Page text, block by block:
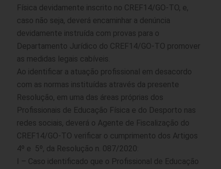
Física devidamente inscrito no CREF14/GO-TO, e,
caso não seja, deverá encaminhar a denúncia
devidamente instruída com provas para o
Departamento Jurídico do CREF14/GO-TO promover
as medidas legais cabíveis.
Ao identificar a atuação profissional em desacordo
com as normas instituídas através da presente
Resolução, em uma das áreas próprias dos
Profissionais de Educação Física e do Desporto nas
redes sociais, deverá o Agente de Fiscalização do
CREF14/GO-TO verificar o cumprimento dos Artigos
4º e 5º, da Resolução n. 087/2020:
I – Caso identificado que o Profissional de Educação